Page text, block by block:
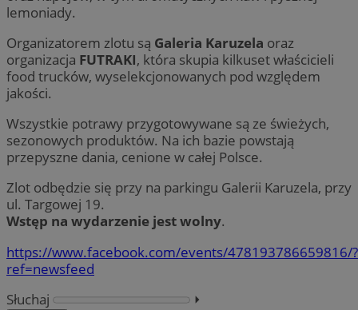
lemoniady.
Organizatorem zlotu są Galeria Karuzela oraz
organizacja FUTRAKI, która skupia kilkuset właścicieli
food trucków, wyselekcjonowanych pod względem
jakości.
Wszystkie potrawy przygotowywane są ze świeżych,
sezonowych produktów. Na ich bazie powstają
przepyszne dania, cenione w całej Polsce.
Zlot odbędzie się przy na parkingu Galerii Karuzela, przy
ul. Targowej 19.
Wstęp na wydarzenie jest wolny.
https://www.facebook.com/events/478193786659816/?
ref=newsfeed
Słuchaj
⏵︎